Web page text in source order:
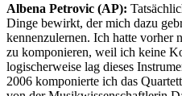
Albena Petrovic (AP):
Dinge bewirkt, der mich dazu
kennenzulernen. Ich hatte vorher
zu komponieren, weil ich keine
logischerweise lag dieses
2006 komponierte ich das Quartett